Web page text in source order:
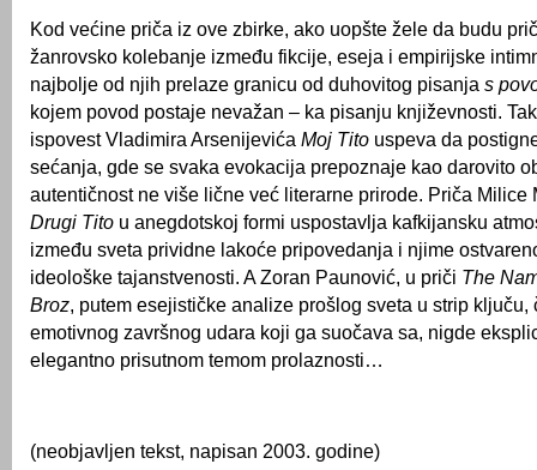
Kod većine priča iz ove zbirke, ako uopšte žele da budu
žanrovsko kolebanje između fikcije, eseja i empirijske
najbolje od njih prelaze granicu od duhovitog pisanja s
kojem povod postaje nevažan – ka pisanju književnosti.
ispovest Vladimira Arsenijevića Moj Tito uspeva da
sećanja, gde se svaka evokacija prepoznaje kao darovito
autentičnost ne više lične već literarne prirode. Priča Milice
Drugi Tito u anegdotskoj formi uspostavlja kafkijansku
između sveta prividne lakoće pripovedanja i njime
ideološke tajanstvenosti. A Zoran Paunović, u priči The
Broz, putem esejističke analize prošlog sveta u strip ključu,
emotivnog završnog udara koji ga suočava sa, nigde
elegantno prisutnom temom prolaznosti…
(neobjavljen tekst, napisan 2003. godine)